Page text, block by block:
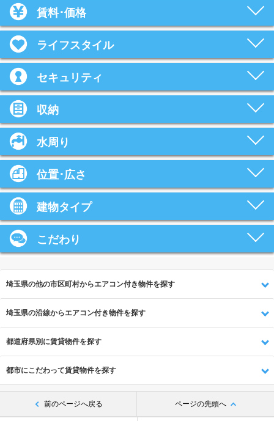
賃料･価格
ライフスタイル
セキュリティ
収納
水周り
位置･広さ
建物タイプ
こだわり
埼玉県の他の市区町村からエアコン付き物件を探す
埼玉県の沿線からエアコン付き物件を探す
都道府県別に賃貸物件を探す
都市にこだわって賃貸物件を探す
前のページへ戻る ページの先頭へ